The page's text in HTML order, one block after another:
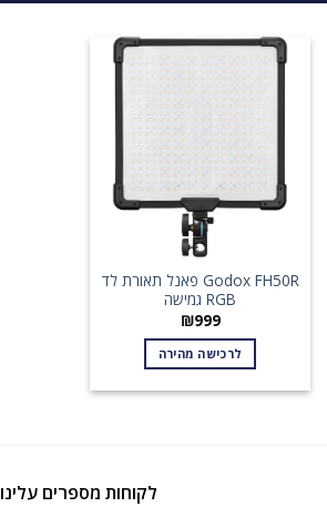
Godox FH50R פאנל תאורת לד
RGB גמישה
₪999
לרכישה מהירה
לקוחות מספרים עלינו